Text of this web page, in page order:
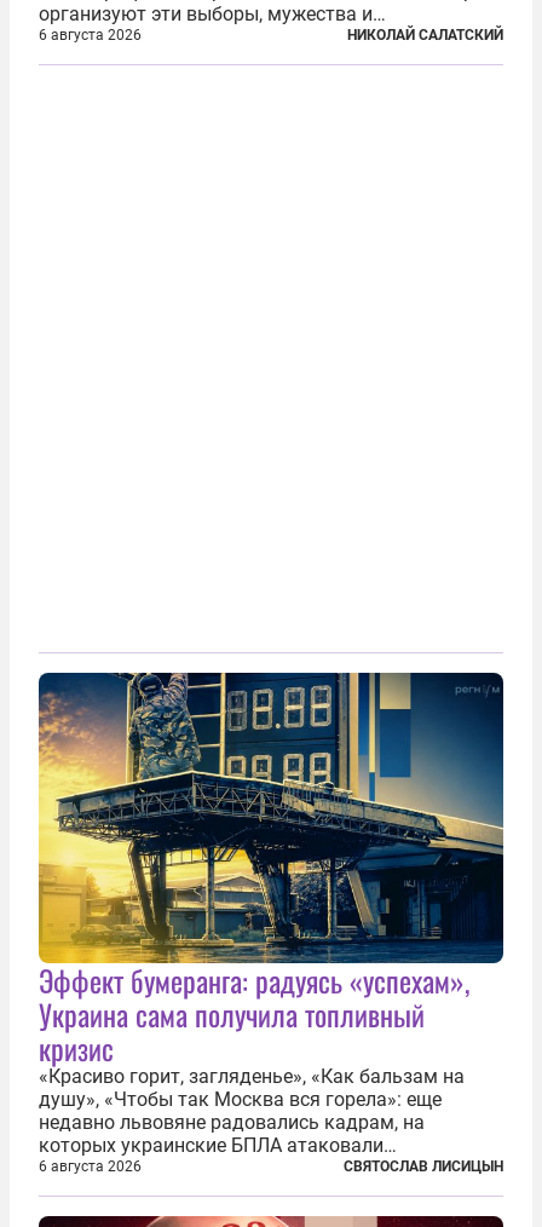
организуют эти выборы, мужества и
ответственного отношения к формированию
власти», — подчеркнул президент Владимир Путин
6 августа 2026 НИКОЛАЙ САЛАТСКИЙ
Эффект бумеранга: радуясь «успехам»,
Украина сама получила топливный
кризис
«Красиво горит, загляденье», «Как бальзам на
душу», «Чтобы так Москва вся горела»: еще
недавно львовяне радовались кадрам, на
которых украинские БПЛА атаковали
нефтеперерабатывающие предприятия России. В
скором времени оказалось, что в «эту игру можно
играть вдвоем» — российские дроны только за...
6 августа 2026 СВЯТОСЛАВ ЛИСИЦЫН